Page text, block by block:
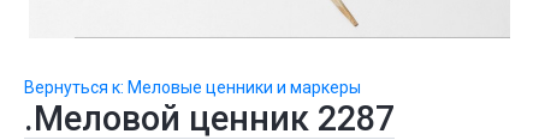
Вернуться к: Меловые ценники и маркеры
.Меловой ценник 2287